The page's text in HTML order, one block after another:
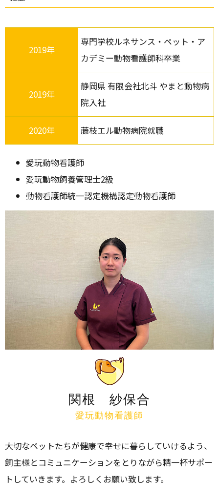
2019年
専門学校ルネサンス・ペット・ア
カデミー動物看護師科卒業
2019年
静岡県 有限会社北斗 やまと動物病
院入社
2020年 藤枝エル動物病院就職
愛玩動物看護師
愛玩動物飼養管理士2級
動物看護師統一認定機構認定動物看護師
関根 紗保合
愛玩動物看護師
大切なペットたちが健康で幸せに暮らしていけるよう、
飼主様とコミュニケーションをとりながら精一杯サポー
トしていきます。よろしくお願い致します。